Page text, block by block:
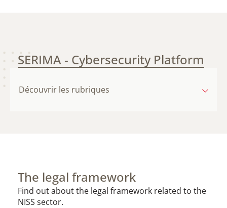
SERIMA - Cybersecurity Platform
Découvrir les rubriques
The legal framework
Find out about the legal framework related to the
NISS sector.